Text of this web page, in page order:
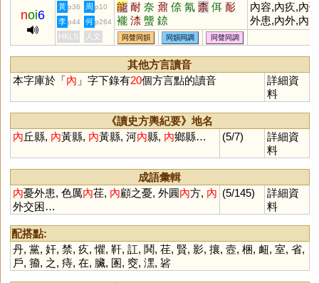
noi6
黃 p36 周 p10 能 耐 奈 鼐 倷 氝 柰 佴 耏
褦 渿 螚 錼
內容,內疚,內憂
外患,內外,內
閣,內政,內情,
內涵,內向,內
陸,內戰,內亂,
內科,內衣,內閣
制,內人,內鬨
李 p44 何 p264
HKLS 人文 同聲同韻 同韻同調 同聲同調
其他方言讀音
本字庫於「內 」字下錄有20個方言點的讀音
詳細資
料
《讀史方輿紀要》地名
內丘縣, 內黃縣, 內黃縣, 河內縣, 內鄉縣… (5/7)
詳細資
料
成語彙輯
內憂外患, 色厲內荏, 內顧之憂, 外圓內方, 內
外交困…
(5/145)
詳細資
料
配搭點:
丹, 黨, 奸, 禁, 疚,懼, 靬, 訌, 鬨, 荏, 賢, 影, 攘, 壼, 梱, 衄, 室, 省,
戶, 籀, 之, 痔, 在, 臟, 圂, 窔, 潶, 硰